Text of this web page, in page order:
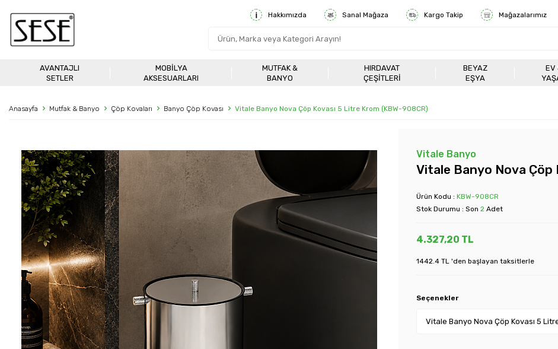
Hakkımızda Sanal Mağaza Kargo Takip Mağazalarımız
AVANTAJLI
SETLER
MOBILYA
AKSESUARLARI
MUTFAK &
BANYO
HIRDAVAT
ÇEŞITLERI
BEYAZ
EŞYA
EV
Anasayfa Mutfak & Banyo Çöp Kovaları Banyo Çöp Kovası Vitale Banyo Nova Çöp Kovası 5 Litre Krom (KBW-908CR)
Vitale Banyo
Vitale Banyo Nova Çöp
Ürün Kodu : KBW-908CR
Stok Durumu : Son 2 Adet
4.327,20 TL
1442.4 TL 'den başlayan taksitlerle
Seçenekler